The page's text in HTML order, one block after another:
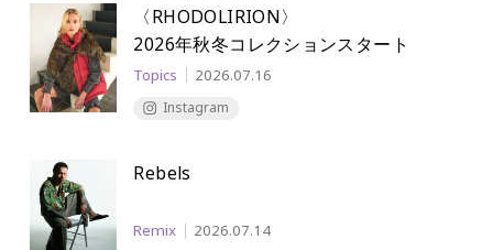
〈RHODOLIRION〉
2026年秋冬コレクションスタート
Topics 2026.07.16
Instagram
Rebels
Remix 2026.07.14